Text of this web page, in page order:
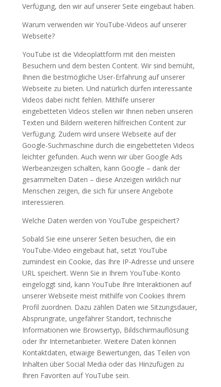
Verfügung, den wir auf unserer Seite eingebaut haben.
Warum verwenden wir YouTube-Videos auf unserer
Webseite?
YouTube ist die Videoplattform mit den meisten
Besuchern und dem besten Content. Wir sind bemüht,
Ihnen die bestmögliche User-Erfahrung auf unserer
Webseite zu bieten. Und natürlich dürfen interessante
Videos dabei nicht fehlen. Mithilfe unserer
eingebetteten Videos stellen wir Ihnen neben unseren
Texten und Bildern weiteren hilfreichen Content zur
Verfügung. Zudem wird unsere Webseite auf der
Google-Suchmaschine durch die eingebetteten Videos
leichter gefunden. Auch wenn wir über Google Ads
Werbeanzeigen schalten, kann Google – dank der
gesammelten Daten – diese Anzeigen wirklich nur
Menschen zeigen, die sich für unsere Angebote
interessieren.
Welche Daten werden von YouTube gespeichert?
Sobald Sie eine unserer Seiten besuchen, die ein
YouTube-Video eingebaut hat, setzt YouTube
zumindest ein Cookie, das Ihre IP-Adresse und unsere
URL speichert. Wenn Sie in Ihrem YouTube-Konto
eingeloggt sind, kann YouTube Ihre Interaktionen auf
unserer Webseite meist mithilfe von Cookies Ihrem
Profil zuordnen. Dazu zählen Daten wie Sitzungsdauer,
Absprungrate, ungefährer Standort, technische
Informationen wie Browsertyp, Bildschirmauflösung
oder Ihr Internetanbieter. Weitere Daten können
Kontaktdaten, etwaige Bewertungen, das Teilen von
Inhalten über Social Media oder das Hinzufügen zu
Ihren Favoriten auf YouTube sein.